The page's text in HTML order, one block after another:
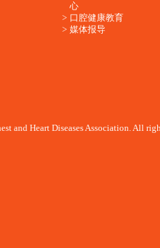
心
口腔健康教育
媒体报导
and Heart Diseases Association. All